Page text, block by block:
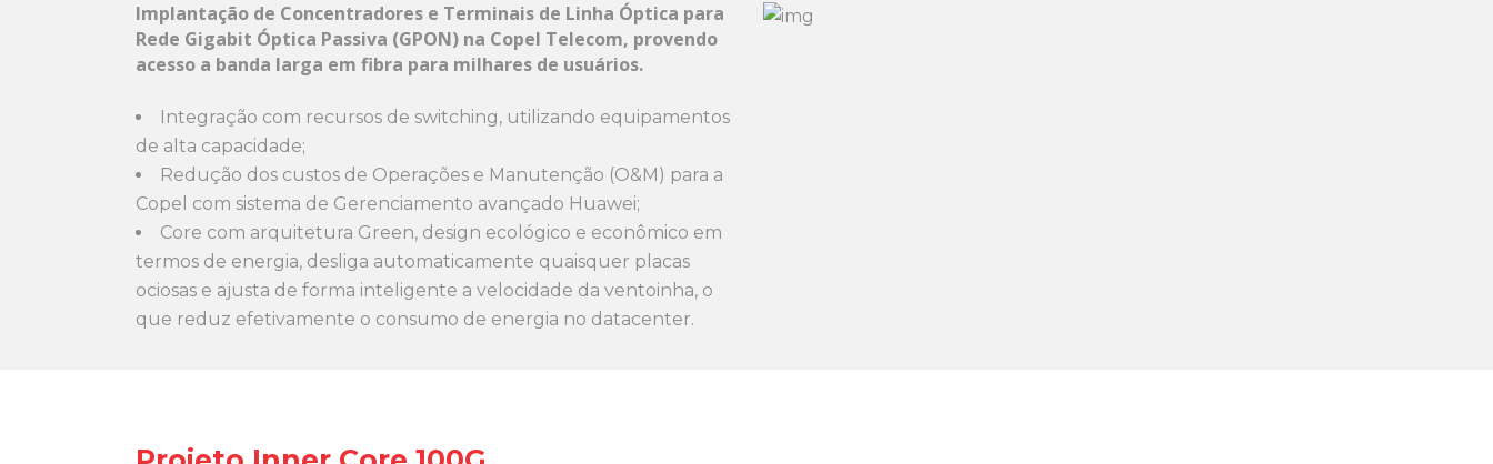
Implantação de Concentradores e Terminais de Linha Óptica para
Rede Gigabit Óptica Passiva (GPON) na Copel Telecom, provendo
acesso a banda larga em fibra para milhares de usuários.
Integração com recursos de switching, utilizando equipamentos
de alta capacidade;
Redução dos custos de Operações e Manutenção (O&M) para a
Copel com sistema de Gerenciamento avançado Huawei;
Core com arquitetura Green, design ecológico e econômico em
termos de energia, desliga automaticamente quaisquer placas
ociosas e ajusta de forma inteligente a velocidade da ventoinha, o
que reduz efetivamente o consumo de energia no datacenter.